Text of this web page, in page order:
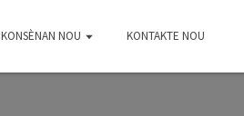
KONSÈNAN NOU KONTAKTE NOU